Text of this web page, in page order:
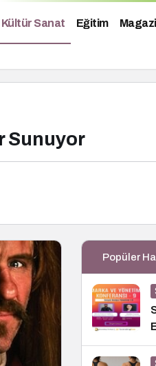
Kültür Sanat Eğitim
Sunuyor
Popüler